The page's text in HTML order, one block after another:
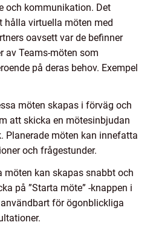
och kommunikation. Det
hålla virtuella möten med
oavsett var de befinner
av Teams-möten som
på deras behov. Exempel
möten skapas i förväg och
att skicka en mötesinbjudan
Planerade möten kan innefatta
och frågestunder.
möten kan skapas snabbt och
på ”Starta möte” -knappen i
för ögonblickliga